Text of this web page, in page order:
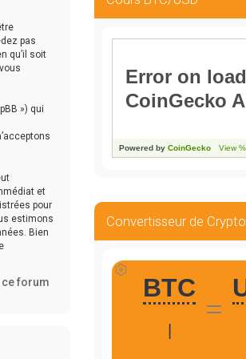
pas
qu’il soit
») qui
et
pour
estimons
Bien
forum
Convertisseur de Crypto